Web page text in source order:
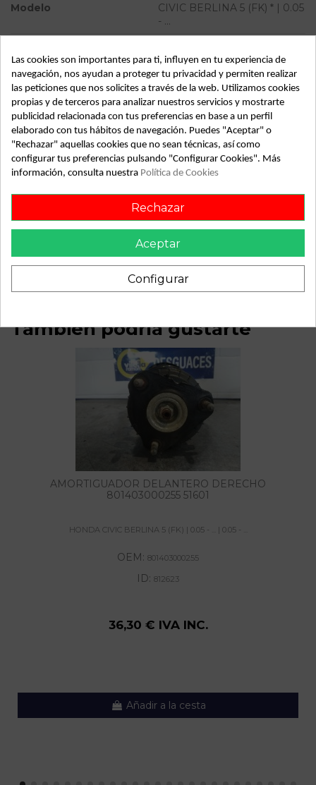
Modelo
CIVIC BERLINA 5 (FK) * | 0.05
- ...
Almacén
49349
SubAlmacén
374
SubSubAlmacén
100029559
ID: 830830
Fecha disponible:
2023-08-28
Recambio de servofreno para honda civic berlina 5 (fk) | 0.05
- ... | 0.05 - ... referencia OEM IAM 4600ASMGG020
También podría gustarte
AMORTIGUADOR DELANTERO DERECHO
801403000255 51601
HONDA CIVIC BERLINA 5 (FK) | 0.05 - ... | 0.05 - ...
OEM: 801403000255
ID: 812623
36,30 € IVA INC.
Añadir a la cesta
Las cookies son importantes para ti, influyen en tu experiencia de
navegación, nos ayudan a proteger tu privacidad y permiten realizar
las peticiones que nos solicites a través de la web. Utilizamos cookies
propias y de terceros para analizar nuestros servicios y mostrarte
publicidad relacionada con tus preferencias en base a un perfil
elaborado con tus hábitos de navegación. Puedes "Aceptar" o
"Rechazar" aquellas cookies que no sean técnicas, así como
configurar tus preferencias pulsando "Configurar Cookies". Más
información, consulta nuestra Política de Cookies
Rechazar
Aceptar
Configurar